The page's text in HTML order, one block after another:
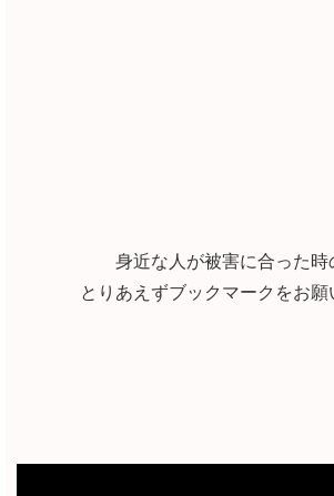
身近な人が被害に合った時
とりあえずブックマークをお願